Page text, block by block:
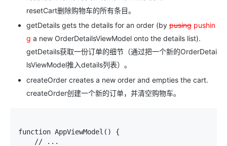
resetCart删除购物车的所有条目。
getDetails gets the details for an order (by pusing pushin
g a new OrderDetailsViewModel onto the details list).
getDetails获取一份订单的细节（通过把一个新的OrderDetai
lsViewModel推入details列表）。
createOrder creates a new order and empties the cart.
createOrder创建一个新的订单，并清空购物车。
function AppViewModel() {
    // ...